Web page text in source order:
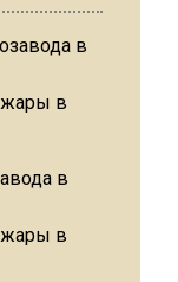
в
жары в